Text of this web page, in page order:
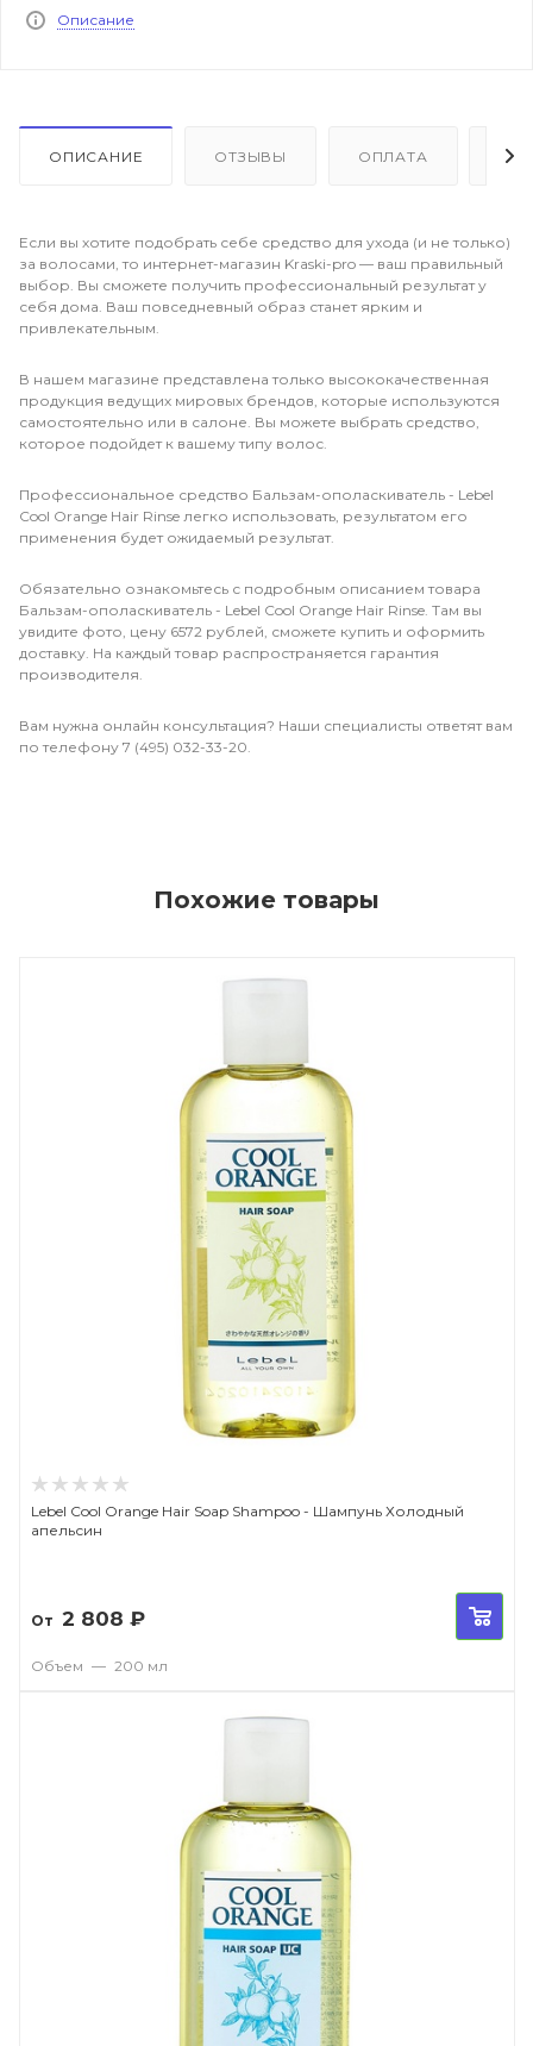
Описание
ОПИСАНИЕ ОТЗЫВЫ ОПЛАТА
Если вы хотите подобрать себе средство для ухода (и не только)
за волосами, то интернет-магазин Kraski-pro — ваш правильный
выбор. Вы сможете получить профессиональный результат у
себя дома. Ваш повседневный образ станет ярким и
привлекательным.
В нашем магазине представлена только высококачественная
продукция ведущих мировых брендов, которые используются
самостоятельно или в салоне. Вы можете выбрать средство,
которое подойдет к вашему типу волос.
Профессиональное средство Бальзам-ополаскиватель - Lebel
Cool Orange Hair Rinse легко использовать, результатом его
применения будет ожидаемый результат.
Обязательно ознакомьтесь с подробным описанием товара
Бальзам-ополаскиватель - Lebel Cool Orange Hair Rinse. Там вы
увидите фото, цену 6572 рублей, сможете купить и оформить
доставку. На каждый товар распространяется гарантия
производителя.
Вам нужна онлайн консультация? Наши специалисты ответят вам
по телефону 7 (495) 032-33-20.
Похожие товары
Lebel Cool Orange Hair Soap Shampoo - Шампунь Холодный
апельсин
От 2 808 ₽
Объем — 200 мл